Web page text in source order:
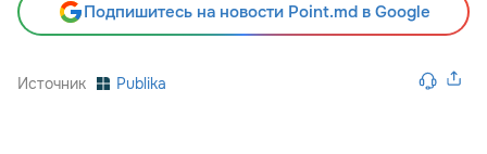
Подпишитесь на новости Point.md в Google
Источник Publika